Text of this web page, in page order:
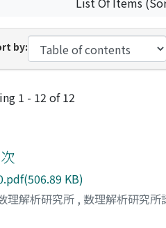
by:
Submissions
1 - 12 of 12
KB)
理解析研究所 , 数理解析研究所